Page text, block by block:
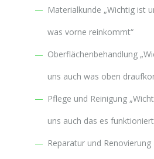
Materialkunde „Wichtig ist
was vorne reinkommt“
Oberflächenbehandlung
uns auch was oben
Pflege und Reinigung
uns auch das es
Reparatur und Renovierung